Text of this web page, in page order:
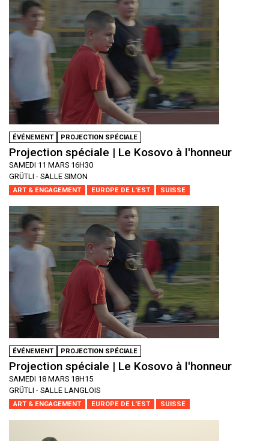
ÉVÉNEMENT PROJECTION SPÉCIALE
Projection spéciale | Le Kosovo à l'honneur
SAMEDI 11 MARS 16H30
GRÜTLI - SALLE SIMON
ART & ENGAGEMENT EUROPE DE L'EST SUISSE
ÉVÉNEMENT PROJECTION SPÉCIALE
Projection spéciale | Le Kosovo à l'honneur
SAMEDI 18 MARS 18H15
GRÜTLI - SALLE LANGLOIS
ART & ENGAGEMENT EUROPE DE L'EST SUISSE